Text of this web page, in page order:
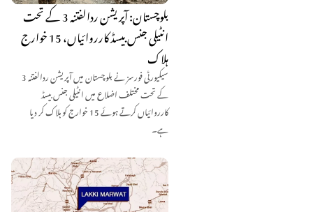
بلوچستان: آپریشن ردالفتنہ 3 کے تحت
انٹیلی جنس بیسڈ کارروائیاں، 15 خوارج
ہلاک
سیکیورٹی فورسز نے بلوچستان میں آپریشن ردالفتنہ 3
کے تحت مختلف اضلاع میں انٹیلی جنس بیسڈ
کارروائیاں کرتے ہوئے 15 خوارج کو ہلاک کر دیا
ہے۔